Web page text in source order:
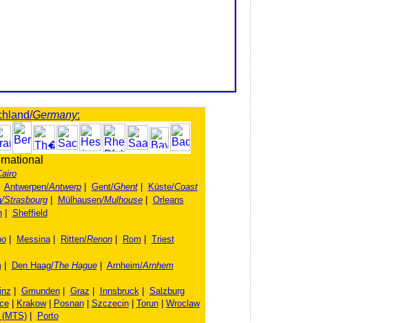
Germany:
Antwerpen/Antwerp| Gent/Ghent| Küste/Coast
/Strasbourg| Mülhausen/Mulhouse| Orleans
| Sheffield
| Messina| Ritten/Renon| Rom
Triest
Den Haag/The Hague| Arnheim/Arnhem
Gmunden| Graz Innsbruck| Salzburg
| Krakow| Posnan| Szczecin| Torun| Wroclaw
| Porto